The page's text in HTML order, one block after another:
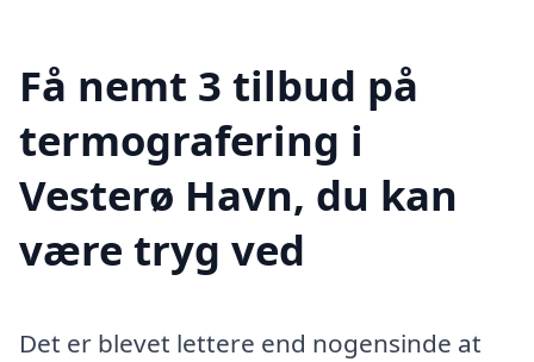
Få nemt 3 tilbud på
termografering i
Vesterø Havn, du kan
være tryg ved
Det er blevet lettere end nogensinde at